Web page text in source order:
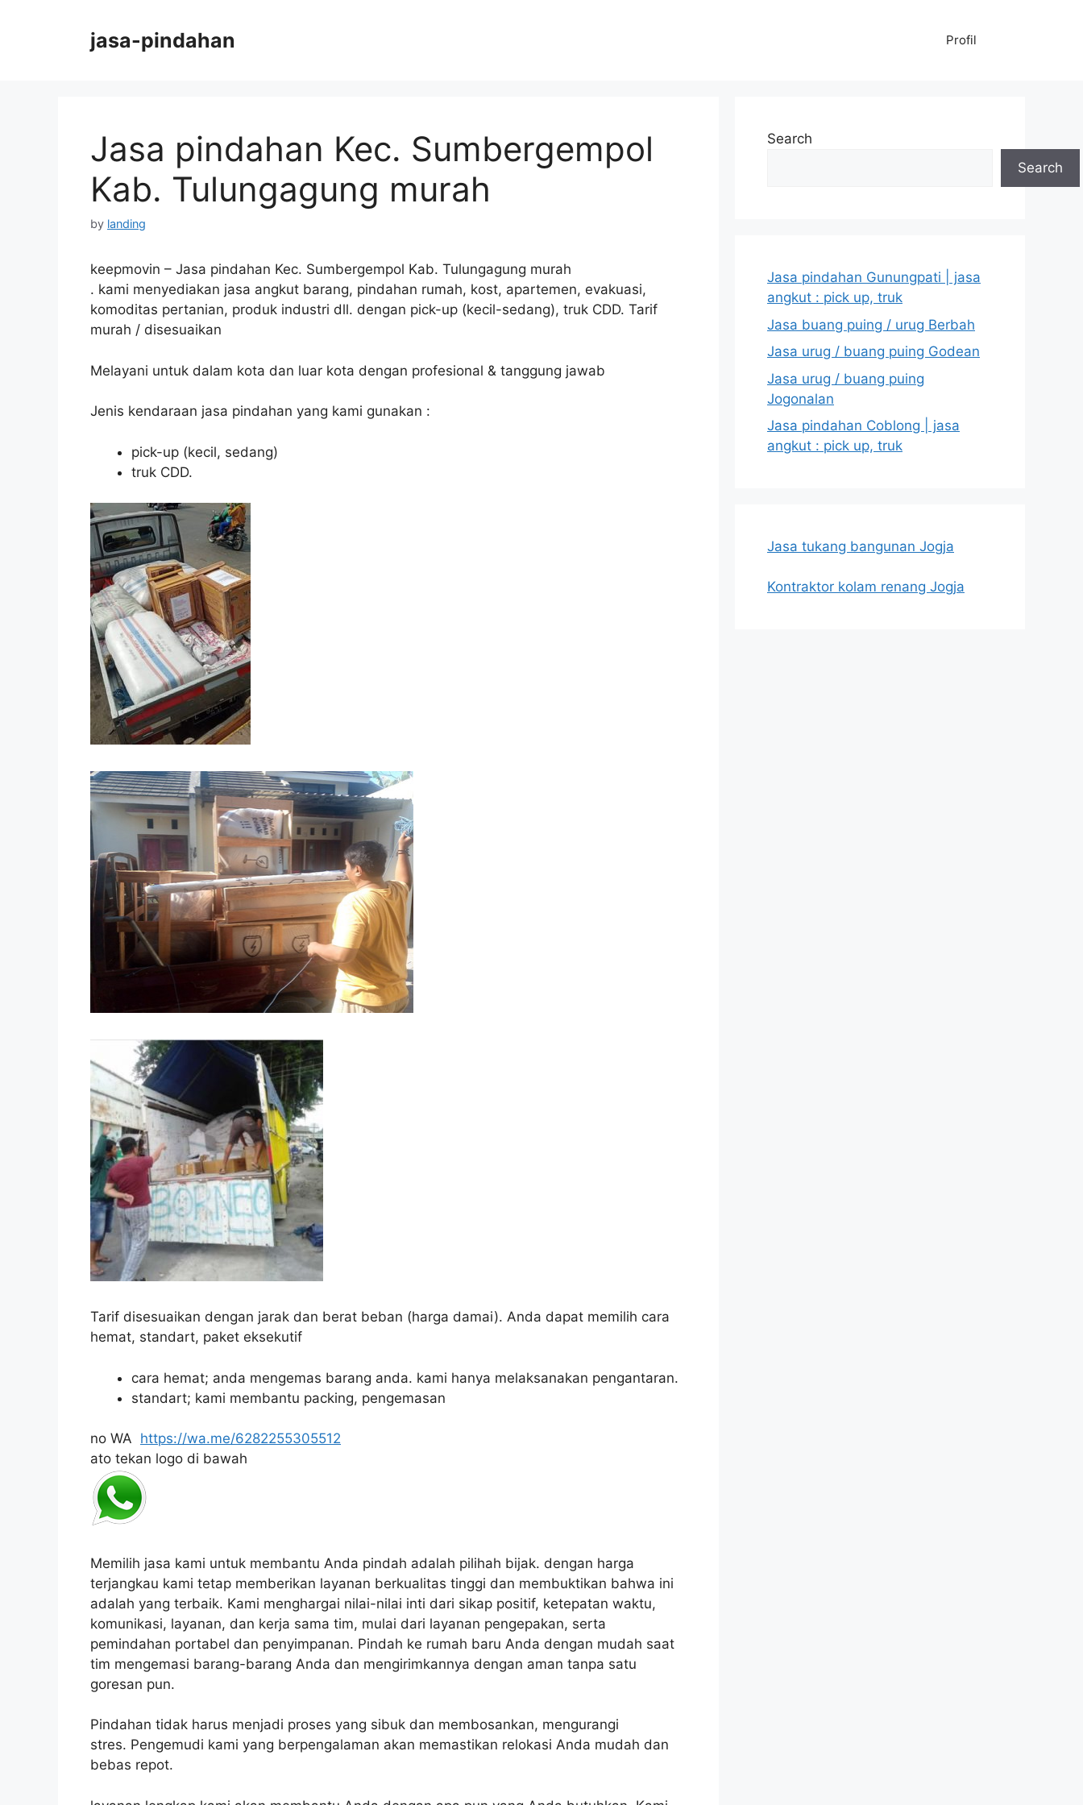
jasa-pindahan Profil
Jasa pindahan Kec. Sumbergempol
Kab. Tulungagung murah
by landing
keepmovin – Jasa pindahan Kec. Sumbergempol Kab. Tulungagung murah
. kami menyediakan jasa angkut barang, pindahan rumah, kost, apartemen, evakuasi,
komoditas pertanian, produk industri dll. dengan pick-up (kecil-sedang), truk CDD. Tarif
murah / disesuaikan
Melayani untuk dalam kota dan luar kota dengan profesional & tanggung jawab
Jenis kendaraan jasa pindahan yang kami gunakan :
pick-up (kecil, sedang)
truk CDD.
Tarif disesuaikan dengan jarak dan berat beban (harga damai). Anda dapat memilih cara
hemat, standart, paket eksekutif
cara hemat; anda mengemas barang anda. kami hanya melaksanakan pengantaran.
standart; kami membantu packing, pengemasan
no WA https://wa.me/6282255305512
ato tekan logo di bawah
Memilih jasa kami untuk membantu Anda pindah adalah pilihah bijak. dengan harga
terjangkau kami tetap memberikan layanan berkualitas tinggi dan membuktikan bahwa ini
adalah yang terbaik. Kami menghargai nilai-nilai inti dari sikap positif, ketepatan waktu,
komunikasi, layanan, dan kerja sama tim, mulai dari layanan pengepakan, serta
pemindahan portabel dan penyimpanan. Pindah ke rumah baru Anda dengan mudah saat
tim mengemasi barang-barang Anda dan mengirimkannya dengan aman tanpa satu
goresan pun.
Pindahan tidak harus menjadi proses yang sibuk dan membosankan, mengurangi
stres. Pengemudi kami yang berpengalaman akan memastikan relokasi Anda mudah dan
bebas repot.
Search
Search
Jasa pindahan Gunungpati | jasa
angkut : pick up, truk
Jasa buang puing / urug Berbah
Jasa urug / buang puing Godean
Jasa urug / buang puing
Jogonalan
Jasa pindahan Coblong | jasa
angkut : pick up, truk
Jasa tukang bangunan Jogja
Kontraktor kolam renang Jogja